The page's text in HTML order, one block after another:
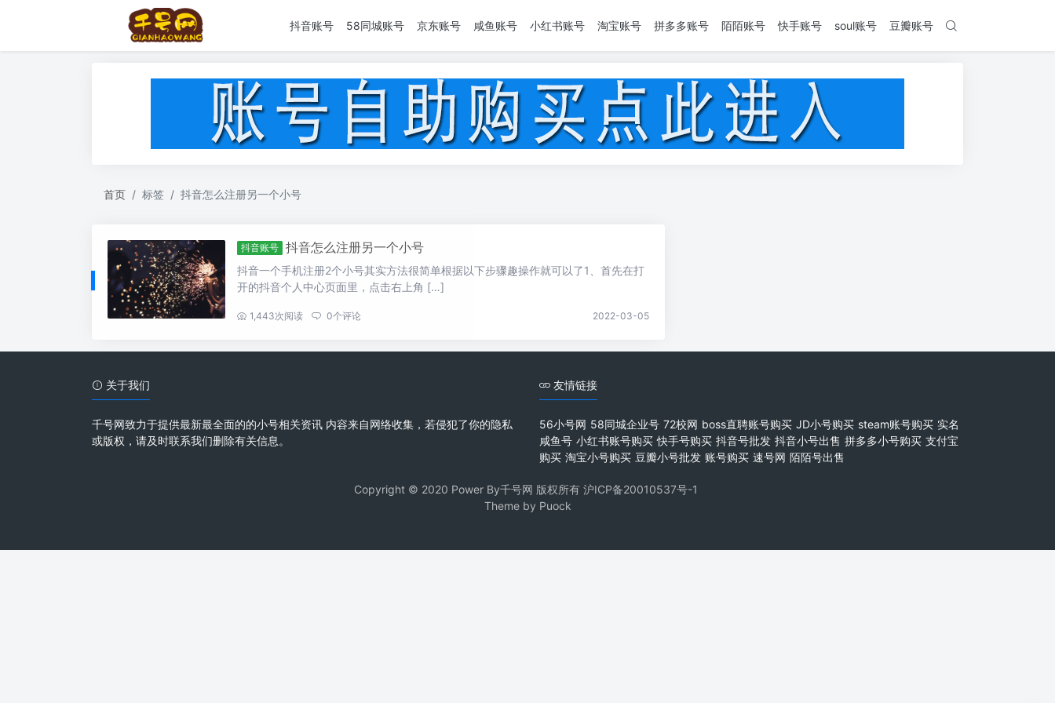
抖音账号 58同城账号 京东账号 咸鱼账号 小红书账号 淘宝账号 拼多多账号 陌陌账号 快手账号 soul账号 豆瓣账号
首页 标签 抖音怎么注册另一个小号
抖音账号 抖音怎么注册另一个小号
抖音一个手机注册2个小号其实方法很简单根据以下步骤趣操作就可以了1、首先在打
开的抖音个人中心页面里，点击右上角 […]
... 1,443次阅读 0个评论 2022-03-05
关于我们
千号网致力于提供最新最全面的的小号相关资讯 内容来自网络收集，若侵犯了你的隐私
或版权，请及时联系我们删除有关信息。
友情链接
56小号网 58同城企业号 72校网 boss直聘账号购买 JD小号购买 steam账号购买 实名
咸鱼号 小红书账号购买 快手号购买 抖音号批发 抖音小号出售 拼多多小号购买 支付宝
购买 淘宝小号购买 豆瓣小号批发 账号购买 速号网 陌陌号出售
Copyright © 2020 Power By千号网 版权所有 沪ICP备20010537号-1
Theme by Puock